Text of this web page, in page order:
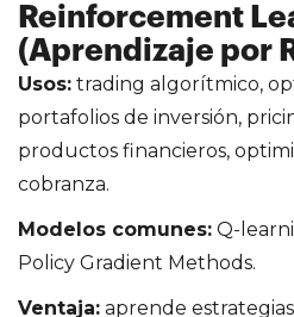
Reinforcement
(Aprendizaje por
Usos: trading algorítmico,
portafolios de inversión,
productos financieros,
cobranza.
Modelos comunes: Q-
Policy Gradient Methods.
Ventaja: aprende